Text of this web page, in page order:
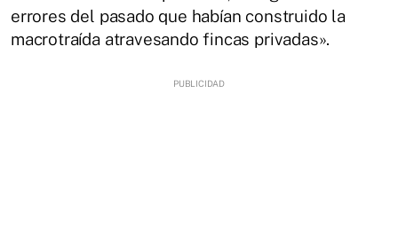
errores del pasado que habían construido la
macrotraída atravesando fincas privadas».